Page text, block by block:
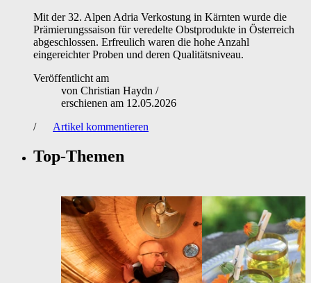
Mit der 32. Alpen Adria Verkostung in Kärnten wurde die
Prämierungssaison für veredelte Obstprodukte in Österreich
abgeschlossen. Erfreulich waren die hohe Anzahl
eingereichter Proben und deren Qualitätsniveau.
Veröffentlicht am
von Christian Haydn /
erschienen am 12.05.2026
/
Artikel kommentieren
Top-Themen